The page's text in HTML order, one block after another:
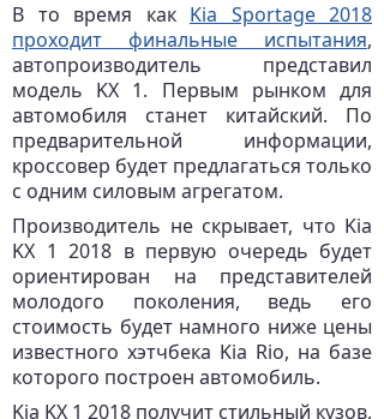
В то время как Kia Sportage 2018
проходит финальные испытания,
автопроизводитель представил
модель KX 1. Первым рынком для
автомобиля станет китайский. По
предварительной информации,
кроссовер будет предлагаться только
с одним силовым агрегатом.
Производитель не скрывает, что Kia
KX 1 2018 в первую очередь будет
ориентирован на представителей
молодого поколения, ведь его
стоимость будет намного ниже цены
известного хэтчбека Kia Rio, на базе
которого построен автомобиль.
Kia KX 1 2018 получит стильный кузов,